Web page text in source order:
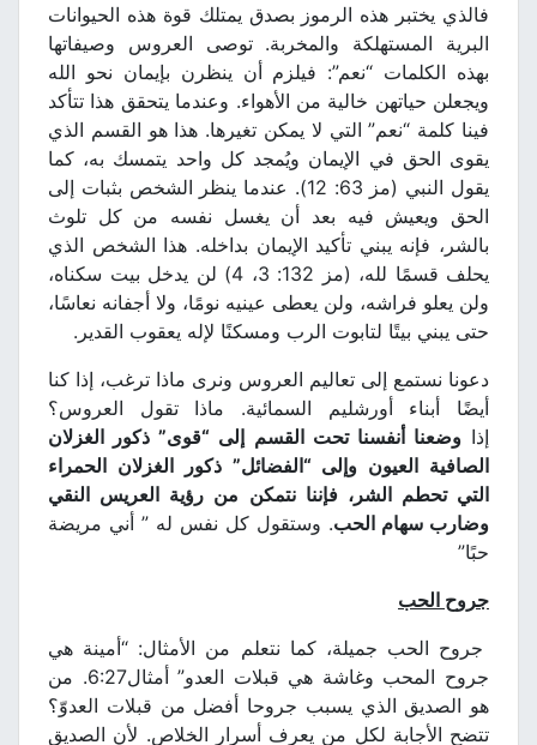
فالذي يختبر هذه الرموز بصدق يمتلك قوة هذه الحيوانات
البرية المستهلكة والمخربة. توصى العروس وصيفاتها
بهذه الكلمات “نعم”: فيلزم أن ينظرن بإيمان نحو الله
ويجعلن حياتهن خالية من الأهواء. وعندما يتحقق هذا تتأكد
فينا كلمة “نعم” التي لا يمكن تغيرها. هذا هو القسم الذي
يقوى الحق في الإيمان ويُمجد كل واحد يتمسك به، كما
يقول النبي (مز 63: 12). عندما ينظر الشخص بثبات إلى
الحق ويعيش فيه بعد أن يغسل نفسه من كل تلوث
بالشر، فإنه يبني تأكيد الإيمان بداخله. هذا الشخص الذي
يحلف قسمًا لله، (مز 132: 3، 4) لن يدخل بيت سكناه،
ولن يعلو فراشه، ولن يعطى عينيه نومًا، ولا أجفانه نعاسًا،
حتى يبني بيتًا لتابوت الرب ومسكنًا لإله يعقوب القدير.
دعونا نستمع إلى تعاليم العروس ونرى ماذا ترغب، إذا كنا
أيضًا أبناء أورشليم السمائية. ماذا تقول العروس؟
إذاوضعنا أنفسنا تحت القسم إلى “قوى” ذكور الغزلان
الصافية العيون وإلى “الفضائل” ذكور الغزلان الحمراء
التي تحطم الشر، فإننا نتمكن من رؤية العريس النقي
وضارب سهام الحب. وستقول كل نفس له ” أني مريضة
حبًا”
جروح الحب
جروح الحب جميلة، كما نتعلم من الأمثال: “أمينة هي
جروح المحب وغاشة هي قبلات العدو” أمثال6:27. من
هو الصديق الذي يسبب جروحا أفضل من قبلات العدوّ؟
تتضح الأجابة لكل من يعرف أسرار الخلاص. لأن الصديق